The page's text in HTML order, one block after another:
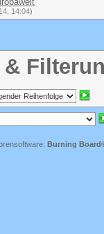
14:04)
Burning